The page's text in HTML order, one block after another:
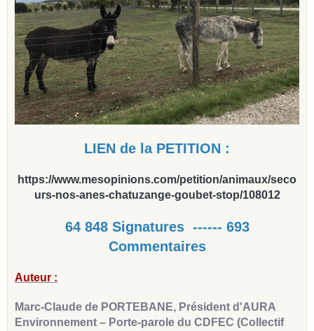
LIEN de la PETITION :
https://www.mesopinions.com/petition/animaux/seco
urs-nos-anes-chatuzange-goubet-stop/108012
64 848 Signatures ------ 693
Commentaires
Auteur :
Marc-Claude de PORTEBANE, Président d'AURA
Environnement – Porte-parole du CDFEC (Collectif